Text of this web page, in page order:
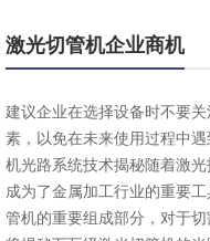
激光切管机企业商机
建议企业在选择设备时不要
素，以免在未来使用过程中
机光路系统技术揭秘随着激
成为了金属加工行业的重要
管机的重要组成部分，对于